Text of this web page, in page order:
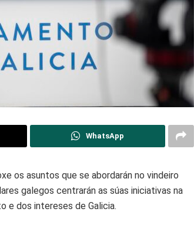
WhatsApp
os asuntos que se abordarán no vindeiro
galegos centrarán as súas iniciativas na
e dos intereses de Galicia.